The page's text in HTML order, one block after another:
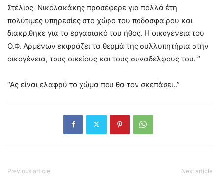
Στέλιος Νικολακάκης προσέφερε για πολλά έτη
πολύτιμες υπηρεσίες στο χώρο του ποδοσφαίρου και
διακρίθηκε για το εργασιακό του ήθος. Η οικογένεια του
Ο.Φ. Αρμένων εκφράζει τα θερμά της συλλυπητήρια στην
οικογένεια, τους οικείους και τους συναδέλφους του. ”
“Ας είναι ελαφρύ το χώμα που θα τον σκεπάσει..”
Previous article Next article